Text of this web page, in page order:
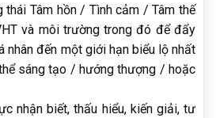
thái Tâm hồn / Tình cảm / Tâm thế
và môi trường trong đó để đẩy
nhân đến một giới hạn biểu lộ nhất
sáng tạo / hướng thượng / hoặc
nhận biết, thấu hiểu, kiến giải, tư